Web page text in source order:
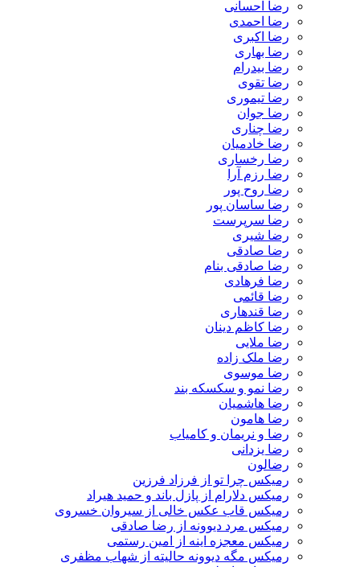
رضا احسانی
رضا احمدی
رضا اکبری
رضا بهاری
رضا بیدرام
رضا تقوی
رضا تیموری
رضا جوان
رضا چناری
رضا خادمیان
رضا رخساری
رضا رزم آرا
رضا روح پور
رضا ساسان پور
رضا سرپرست
رضا شیری
رضا صادقی
رضا صادقی بنام
رضا فرهادی
رضا قائمی
رضا قندهاری
رضا کاظم دینان
رضا ملایی
رضا ملک زاده
رضا موسوی
رضا نمو و سکسکه بند
رضا هاشمیان
رضا هامون
رضا و نریمان و کامیاب
رضا یزدانی
رضالون
رمیکس چرا تو از فرزاد فرزین
رمیکس دلارام از پازل باند و حمید هیراد
رمیکس قاب عکس خالی از سیروان خسروی
رمیکس مرد دیوونه از رضا صادقی
رمیکس معجزه اینه از امین رستمی
رمیکس مگه دیوونه حالیته از شهاب مظفری